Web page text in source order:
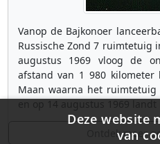
Vanop de Bajkonoer
Russische Zond 7 ruimtetuig
augustus 1969 vloog de
afstand van 1 980
Maan waarna het
Ontdek meer
Deze website
van